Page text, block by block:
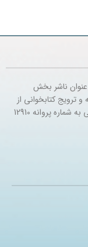
عنوان ناشر بخش
کتابخوانی از
سال 1394 با مجوز از وزارت فرهنگ و ارشاد اسلامی به شماره پروانه 12910